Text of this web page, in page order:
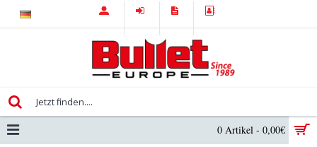
0 Artikel - 0,00€